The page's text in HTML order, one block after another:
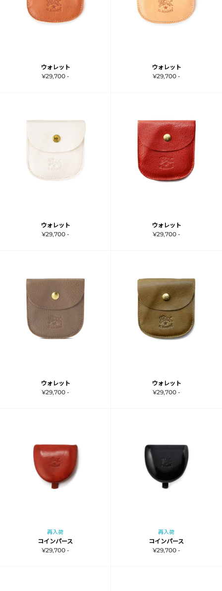
ウォレット
¥29,700 -
ウォレット
¥29,700 -
ウォレット
¥29,700 -
ウォレット
¥29,700 -
ウォレット
¥29,700 -
ウォレット
¥29,700 -
再入荷
コインパース
¥29,700 -
再入荷
コインパース
¥29,700 -